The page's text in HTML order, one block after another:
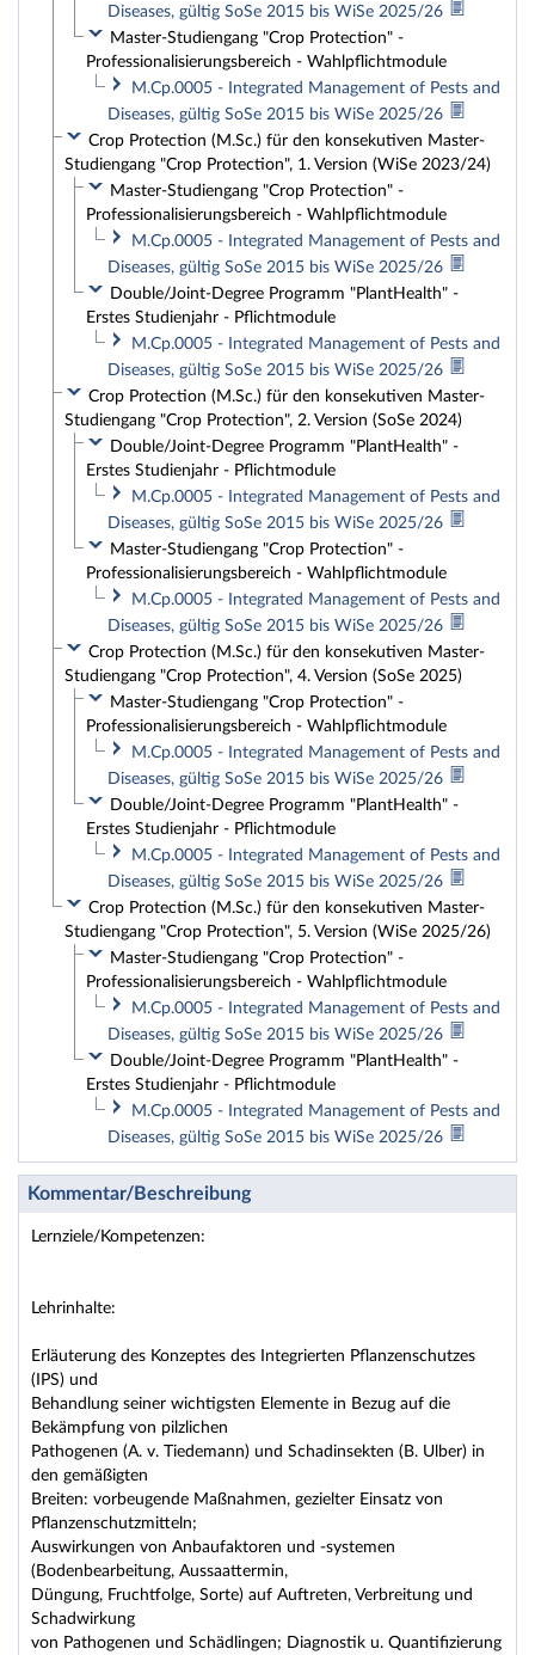
Diseases, gültig SoSe 2015 bis WiSe 2025/26
Master-Studiengang "Crop Protection" -
Professionalisierungsbereich - Wahlpflichtmodule
M.Cp.0005 - Integrated Management of Pests and
Diseases, gültig SoSe 2015 bis WiSe 2025/26
Crop Protection (M.Sc.) für den konsekutiven Master-
Studiengang "Crop Protection", 1. Version (WiSe 2023/24)
Master-Studiengang "Crop Protection" -
Professionalisierungsbereich - Wahlpflichtmodule
M.Cp.0005 - Integrated Management of Pests and
Diseases, gültig SoSe 2015 bis WiSe 2025/26
Double/Joint-Degree Programm "PlantHealth" -
Erstes Studienjahr - Pflichtmodule
M.Cp.0005 - Integrated Management of Pests and
Diseases, gültig SoSe 2015 bis WiSe 2025/26
Crop Protection (M.Sc.) für den konsekutiven Master-
Studiengang "Crop Protection", 2. Version (SoSe 2024)
Double/Joint-Degree Programm "PlantHealth" -
Erstes Studienjahr - Pflichtmodule
M.Cp.0005 - Integrated Management of Pests and
Diseases, gültig SoSe 2015 bis WiSe 2025/26
Master-Studiengang "Crop Protection" -
Professionalisierungsbereich - Wahlpflichtmodule
M.Cp.0005 - Integrated Management of Pests and
Diseases, gültig SoSe 2015 bis WiSe 2025/26
Crop Protection (M.Sc.) für den konsekutiven Master-
Studiengang "Crop Protection", 4. Version (SoSe 2025)
Master-Studiengang "Crop Protection" -
Professionalisierungsbereich - Wahlpflichtmodule
M.Cp.0005 - Integrated Management of Pests and
Diseases, gültig SoSe 2015 bis WiSe 2025/26
Double/Joint-Degree Programm "PlantHealth" -
Erstes Studienjahr - Pflichtmodule
M.Cp.0005 - Integrated Management of Pests and
Diseases, gültig SoSe 2015 bis WiSe 2025/26
Crop Protection (M.Sc.) für den konsekutiven Master-
Studiengang "Crop Protection", 5. Version (WiSe 2025/26)
Master-Studiengang "Crop Protection" -
Professionalisierungsbereich - Wahlpflichtmodule
M.Cp.0005 - Integrated Management of Pests and
Diseases, gültig SoSe 2015 bis WiSe 2025/26
Double/Joint-Degree Programm "PlantHealth" -
Erstes Studienjahr - Pflichtmodule
M.Cp.0005 - Integrated Management of Pests and
Diseases, gültig SoSe 2015 bis WiSe 2025/26
Kommentar/Beschreibung
Lernziele/Kompetenzen:
Lehrinhalte:
Erläuterung des Konzeptes des Integrierten Pflanzenschutzes
(IPS) und
Behandlung seiner wichtigsten Elemente in Bezug auf die
Bekämpfung von pilzlichen
Pathogenen (A. v. Tiedemann) und Schadinsekten (B. Ulber) in
den gemäßigten
Breiten: vorbeugende Maßnahmen, gezielter Einsatz von
Pflanzenschutzmitteln;
Auswirkungen von Anbaufaktoren und -systemen
(Bodenbearbeitung, Aussaattermin,
Düngung, Fruchtfolge, Sorte) auf Auftreten, Verbreitung und
Schadwirkung
von Pathogenen und Schädlingen; Diagnostik u. Quantifizierung